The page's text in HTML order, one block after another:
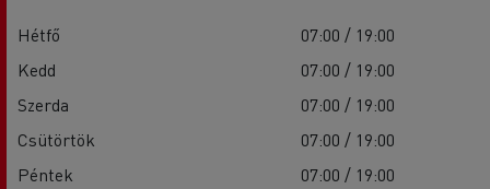
Hétfő
07:00 / 19:00
Kedd
07:00 / 19:00
Szerda
07:00 / 19:00
Csütörtök
07:00 / 19:00
Péntek
07:00 / 19:00